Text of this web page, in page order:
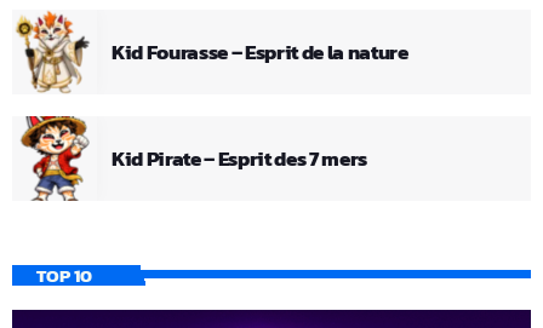
Kid Fourasse – Esprit de la nature
Kid Pirate – Esprit des 7 mers
TOP 10